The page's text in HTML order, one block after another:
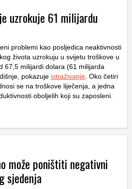
uzrokuje 61 milijardu
problemi kao posljedica neaktivnosti
života uzrokuju u svijetu troškove u
67,5 milijardi dolara (61 milijarda
pokazuje istraživanje. Oko četiri
se na troškove liječenja, a jedna
oboljelih koji su zaposleni.
može poništiti negativni
sjedenja